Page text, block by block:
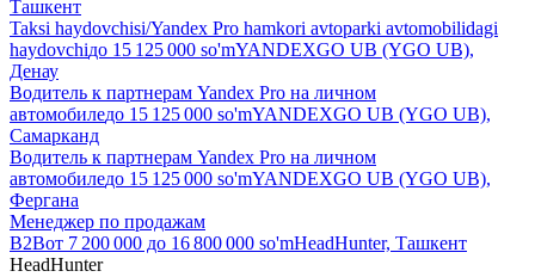
Ташкент
Taksi haydovchisi/Yandex Pro hamkori avtoparki avtomobilidagi
haydovchiдо 15 125 000 so'mYANDEXGO UB (YGO UB),
Денау
Водитель к партнерам Yandex Pro на личном
автомобиледо 15 125 000 so'mYANDEXGO UB (YGO UB),
Самарканд
Водитель к партнерам Yandex Pro на личном
автомобиледо 15 125 000 so'mYANDEXGO UB (YGO UB),
Фергана
Менеджер по продажам
B2Bот 7 200 000 до 16 800 000 so'mHeadHunter, Ташкент
HeadHunter